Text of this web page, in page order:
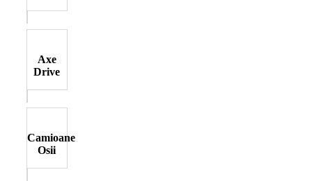
Axe
Drive
Camioane
Osii